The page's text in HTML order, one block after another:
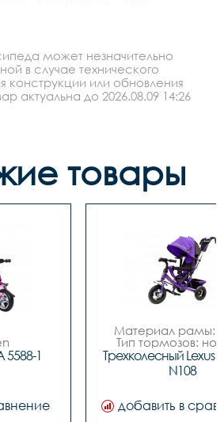
может незначительно
в случае технического
конструкции или обновления
актуальна до 2026.08.09 14:26
товары
5588-1
Материал рамы:
Тип тормозов:
Диаметр колес:
Обод	N/A
Трехколесный Lexus
N108
добавить в